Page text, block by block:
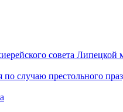
совета Липецкой
случаю престольного